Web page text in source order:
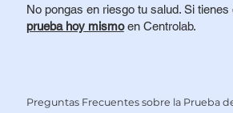
No pongas en riesgo tu salud. Si tienes
prueba hoy mismoen Centrolab.
Preguntas Frecuentes sobre la Prueba